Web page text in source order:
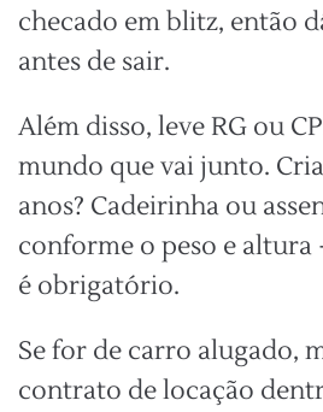
checado em blitz, então
antes de sair.
Além disso, leve RG ou
mundo que vai junto.
anos? Cadeirinha ou
conforme o peso e
é obrigatório.
Se for de carro alugado,
contrato de locação